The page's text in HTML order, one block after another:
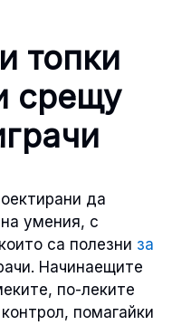
топки
срещу
да
умения, с
са полезни за
Начинаещите
по-леките
помагайки